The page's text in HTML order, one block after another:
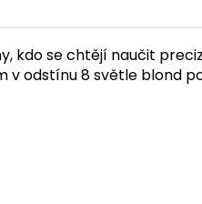
kdo se chtějí naučit
odstínu 8 světle blond